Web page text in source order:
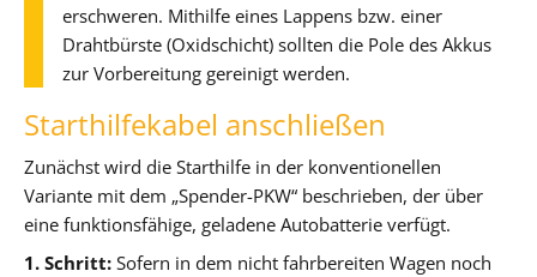
erschweren. Mithilfe eines Lappens bzw. einer
Drahtbürste (Oxidschicht) sollten die Pole des Akkus
zur Vorbereitung gereinigt werden.
Starthilfekabel anschließen
Zunächst wird die Starthilfe in der konventionellen
Variante mit dem „Spender-PKW“ beschrieben, der über
eine funktionsfähige, geladene Autobatterie verfügt.
1. Schritt: Sofern in dem nicht fahrbereiten Wagen noch